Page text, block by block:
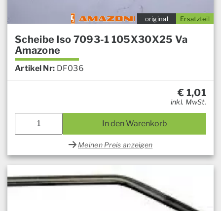
Ersatzteil
original
Scheibe Iso 7093-1 105X30X25 Va
Amazone
Artikel Nr: DF036
€ 1,01
inkl. MwSt.
In den Warenkorb
Meinen Preis anzeigen